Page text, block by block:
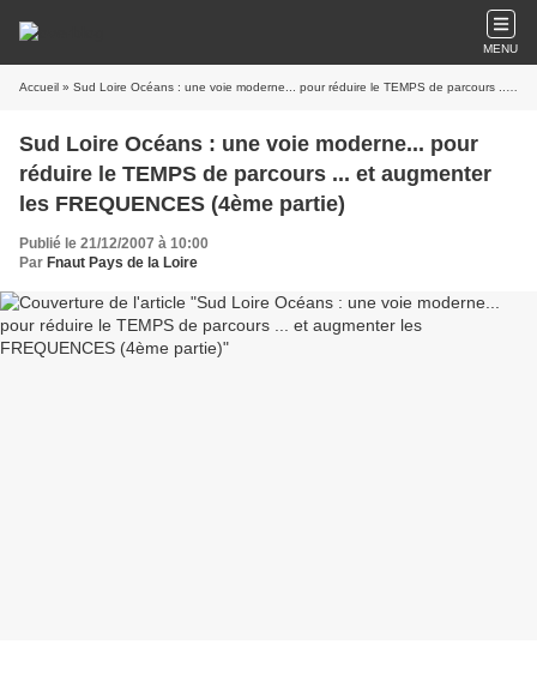
MENU
Accueil » Sud Loire Océans : une voie moderne... pour réduire le TEMPS de parcours ... et augmenter les FREQUENCES (4ème partie)
Sud Loire Océans : une voie moderne... pour
réduire le TEMPS de parcours ... et augmenter
les FREQUENCES (4ème partie)
Publié le 21/12/2007 à 10:00
Par Fnaut Pays de la Loire